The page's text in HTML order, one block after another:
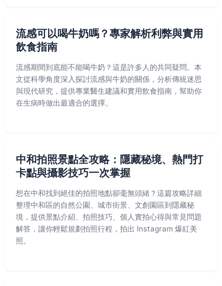
流感可以喝牛奶嗎？專家解析利弊與實用
飲食指南
流感期間到底能不能喝牛奶？這是許多人的共同疑問。本
文從科學角度深入探討流感與牛奶的關係，分析傳統迷思
與現代研究，提供專業醫生建議和實用飲食指南，幫助你
在生病時做出最適合的選擇。
中和拍照景點全攻略：隱藏秘境、熱門打
卡點與攝影技巧一次掌握
想在中和找到絕佳的拍照地點卻毫無頭緒？這篇攻略詳細
整理中和區的自然公園、城市街景、文創園區到隱藏秘
境，提供景點介紹、拍照技巧、個人實拍心得與常見問題
解答，讓你輕鬆規劃拍照行程，拍出 Instagram 爆紅美
照。